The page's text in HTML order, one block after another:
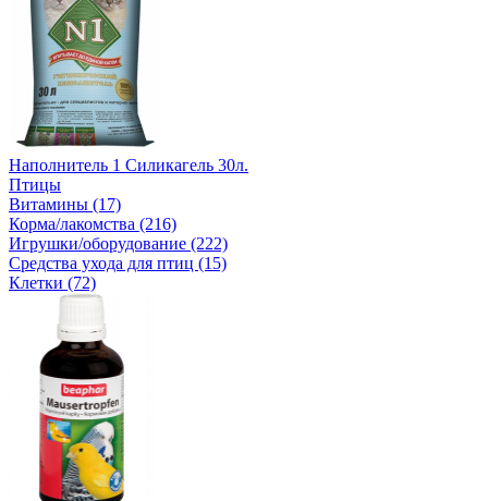
Наполнитель 1 Силикагель 30л.
Птицы
Витамины (17)
Корма/лакомства (216)
Игрушки/оборудование (222)
Средства ухода для птиц (15)
Клетки (72)